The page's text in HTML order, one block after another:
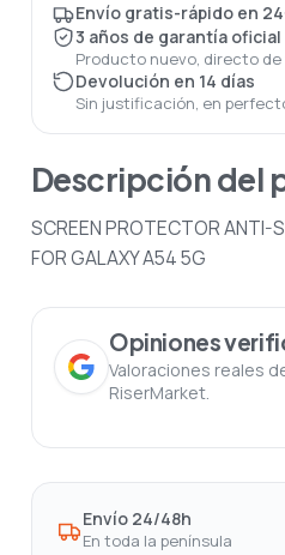
Envío gratis-rápido en
3 años de garantía oficial
Producto nuevo, directo
Devolución en 14 días
Sin justificación, en
Descripción del
SCREEN PROTECTOR ANTI-
FOR GALAXY A54 5G
Opiniones
Valoraciones reales
RiserMarket.
Envío 24/48h
En toda la península